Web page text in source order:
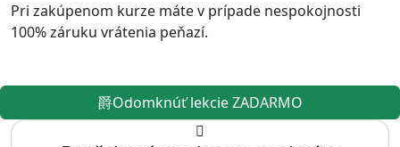
Pri zakúpenom kurze máte v prípade nespokojnosti
100% záruku vrátenia peňazí.
Odomknúť lekcie ZADARMO